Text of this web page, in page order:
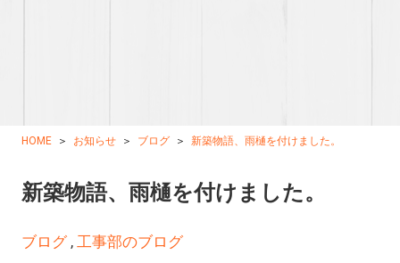
HOME お知らせ ブログ 新築物語、雨樋を付けました。
新築物語、雨樋を付けました。
ブログ, 工事部のブログ